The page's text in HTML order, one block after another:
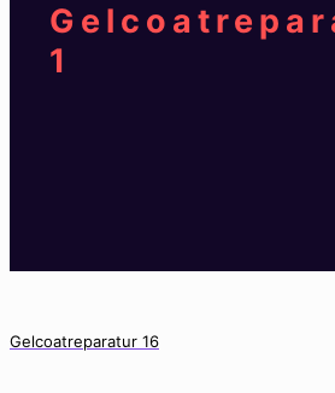
1
Gelcoatreparatur 16